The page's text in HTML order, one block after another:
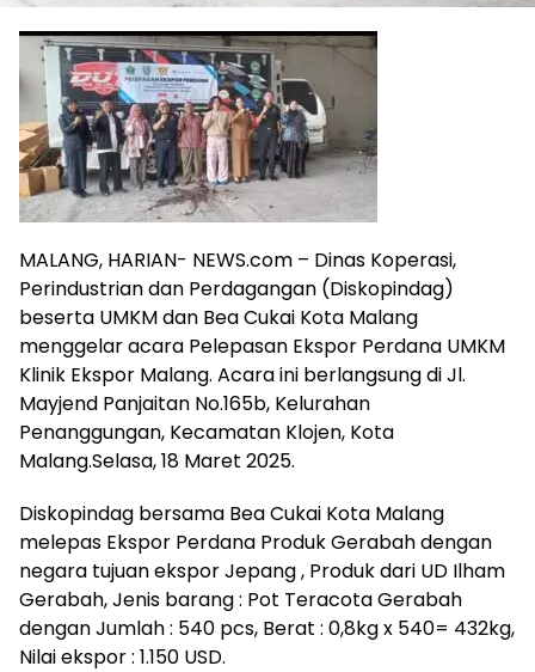
MALANG, HARIAN- NEWS.com – Dinas Koperasi,
Perindustrian dan Perdagangan (Diskopindag)
beserta UMKM dan Bea Cukai Kota Malang
menggelar acara Pelepasan Ekspor Perdana UMKM
Klinik Ekspor Malang. Acara ini berlangsung di Jl.
Mayjend Panjaitan No.165b, Kelurahan
Penanggungan, Kecamatan Klojen, Kota
Malang.Selasa, 18 Maret 2025.
Diskopindag bersama Bea Cukai Kota Malang
melepas Ekspor Perdana Produk Gerabah dengan
negara tujuan ekspor Jepang , Produk dari UD Ilham
Gerabah, Jenis barang : Pot Teracota Gerabah
dengan Jumlah : 540 pcs, Berat : 0,8kg x 540= 432kg,
Nilai ekspor : 1.150 USD.